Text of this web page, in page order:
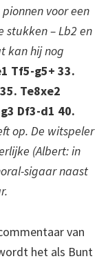
voor een
stukken – Lb2 en
kan hij nog
Tf5-g5+ 33.
Te8xe2
Df3-d1 40.
op. De witspeler
(Albert: in
sigaar naast
van
het als Bunt